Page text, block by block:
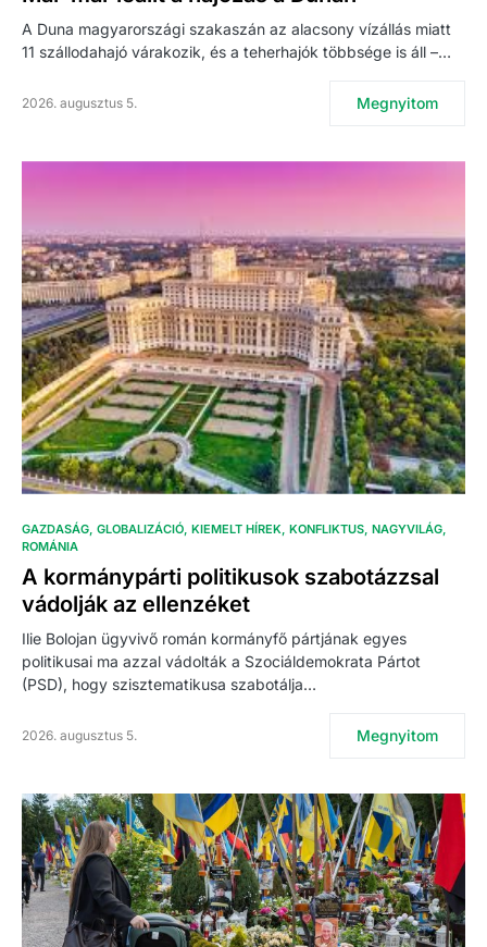
A Duna magyarországi szakaszán az alacsony vízállás miatt
11 szállodahajó várakozik, és a teherhajók többsége is áll –…
2026. augusztus 5. Megnyitom
GAZDASÁG GLOBALIZÁCIÓ KIEMELT HÍREK KONFLIKTUS NAGYVILÁG
ROMÁNIA
A kormánypárti politikusok szabotázzsal
vádolják az ellenzéket
Ilie Bolojan ügyvivő román kormányfő pártjának egyes
politikusai ma azzal vádolták a Szociáldemokrata Pártot
(PSD), hogy szisztematikusa szabotálja…
2026. augusztus 5. Megnyitom